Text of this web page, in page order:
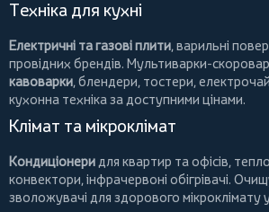
Техніка для кухні
Електричні та газові плити, варильні
провідних брендів. Мультиварки-
кавоварки,блендери, тостери,
кухонна техніка за доступними цінами.
Клімат та мікроклімат
Кондиціонеридля квартир та офісів,
конвектори,інфрачервоні обігрівачі.
зволожувачі для здорового мікроклімату